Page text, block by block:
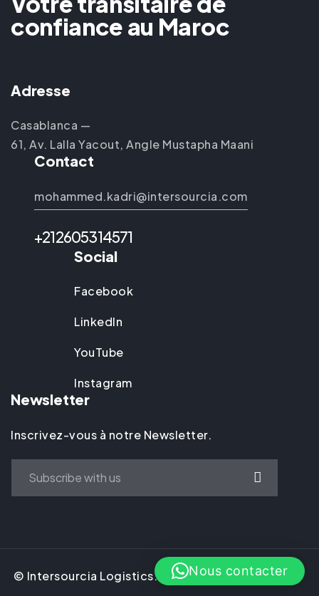
confiance au Maroc
Adresse
Casablanca —
61, Av. Lalla Yacout, Angle Mustapha Maani
Contact
mohammed.kadri@intersourcia.com
+212605314571
Social
Facebook
LinkedIn
YouTube
Instagram
Newsletter
Inscrivez-vous à notre Newsletter.
© Intersourcia Logistics. 2025Nous contacter